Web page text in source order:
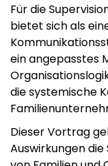
Für die
bietet sich als
ein angepasstes
die systemische
Dieser Vortrag
Auswirkungen